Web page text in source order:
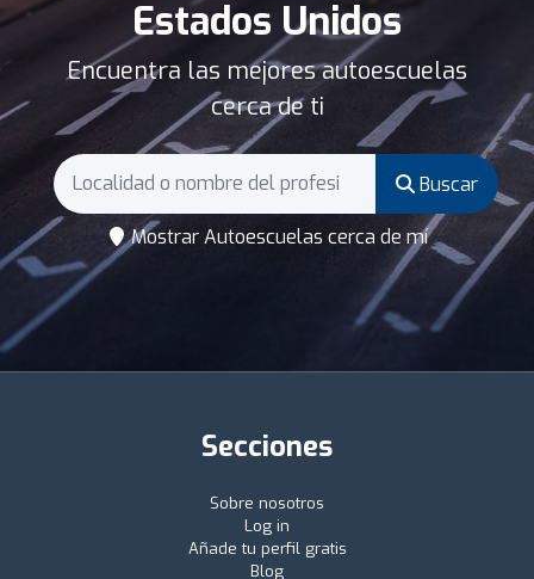
Estados Unidos
Encuentra las mejores autoescuelas
cerca de ti
Buscar
Mostrar Autoescuelas cerca de mí
Secciones
Sobre nosotros
Log in
Añade tu perfil gratis
Blog